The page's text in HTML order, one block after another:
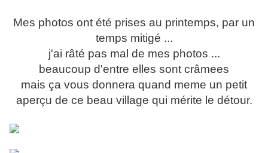
Mes photos ont été prises au printemps, par un
temps mitigé ...
j'ai râté pas mal de mes photos ...
beaucoup d'entre elles sont crâmees
mais ça vous donnera quand meme un petit
aperçu de ce beau village qui mérite le détour.